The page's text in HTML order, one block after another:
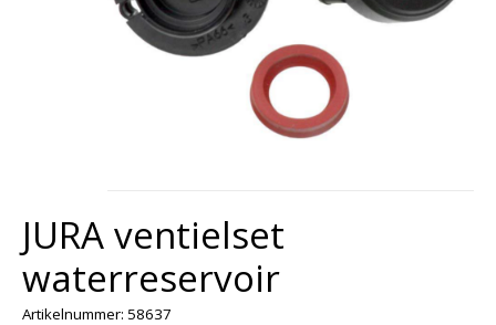
JURA ventielset
waterreservoir
Artikelnummer: 58637